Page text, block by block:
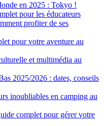
en 2025 : Tokyo !
pour les éducateurs
profiter de ses
pour votre aventure au
et multimédia au
2025/2026 : dates, conseils
inoubliables en camping au
complet pour gérer votre